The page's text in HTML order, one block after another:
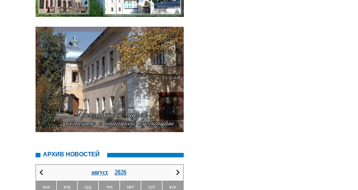
АРХИВ НОВОСТЕЙ
август 2026
пон втр срд чет пят суб вск